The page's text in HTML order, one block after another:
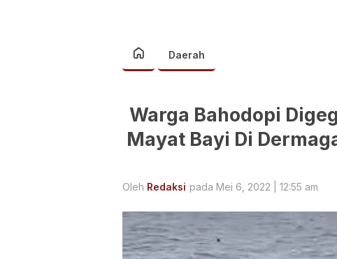
Daerah
Warga Bahodopi
Mayat Bayi Di
Oleh Redaksi pada Mei 6, 2022 | 12:55 am